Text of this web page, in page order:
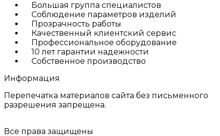
Большая группа специалистов
Соблюдение параметров изделий
Прозрачность работы
Качественный клиентский сервис
Профессиональное оборудование
10 лет гарантии надежности
Собственное производство
Информация
Перепечатка материалов сайта без письменного
разрешения запрещена.
Все права защищены